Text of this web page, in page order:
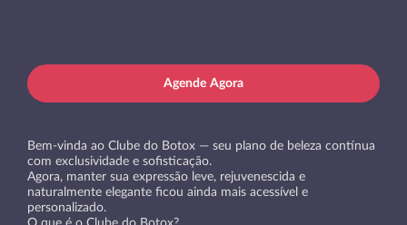
Agende Agora
Bem-vinda ao Clube do Botox — seu plano de beleza contínua
com exclusividade e sofisticação.
Agora, manter sua expressão leve, rejuvenescida e
naturalmente elegante ficou ainda mais acessível e
personalizado.